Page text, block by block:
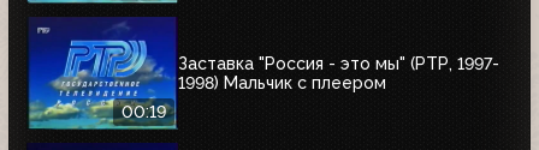
00:19
Заставка "Россия - это мы" (РТР, 1997-
1998) Мальчик с плеером